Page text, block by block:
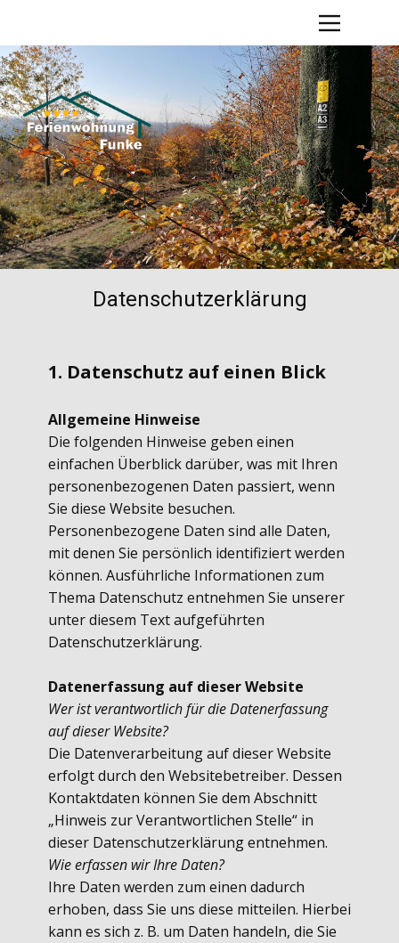
Home
Ausstattung
Preise – Belegung – Buchen
Anfahrt
Kontakt
Ferienland Reichshof
Impressum
Datenschutzerklärung
Datenschutzerklärung
1. Datenschutz auf einen Blick
Allgemeine Hinweise
Die folgenden Hinweise geben einen
einfachen Überblick darüber, was mit Ihren
personenbezogenen Daten passiert, wenn
Sie diese Website besuchen.
Personenbezogene Daten sind alle Daten,
mit denen Sie persönlich identifiziert werden
können. Ausführliche Informationen zum
Thema Datenschutz entnehmen Sie unserer
unter diesem Text aufgeführten
Datenschutzerklärung.
Datenerfassung auf dieser Website
Wer ist verantwortlich für die Datenerfassung
auf dieser Website?
Die Datenverarbeitung auf dieser Website
erfolgt durch den Websitebetreiber. Dessen
Kontaktdaten können Sie dem Abschnitt
„Hinweis zur Verantwortlichen Stelle“ in
dieser Datenschutzerklärung entnehmen.
Wie erfassen wir Ihre Daten?
Ihre Daten werden zum einen dadurch
erhoben, dass Sie uns diese mitteilen. Hierbei
kann es sich z. B. um Daten handeln, die Sie